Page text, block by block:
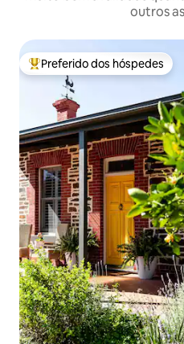
outros
Entre os melhores preferidos
Preferido dos hóspedes